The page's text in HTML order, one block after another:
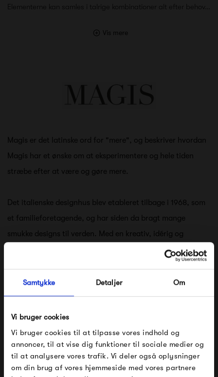
Samtykke Detaljer Om
Vi bruger cookies
Vi bruger cookies til at tilpasse vores indhold og
annoncer, til at vise dig funktioner til sociale medier og
til at analysere vores trafik. Vi deler også oplysninger
om din brug af vores hjemmeside med vores partnere
Elementerne kan samles i talrige kombinationer alt efter behov…
Vis mere
Magis er det latinske ord for "mere", og beskriver hvordan
Magis har et ønske om at eksperimentere og hele tiden
stræbe efter at være og gøre mere.
Det italienske designhus blev etableret tilbage i 1968, som
et familieforetagende, og har siden da bragt mange
smukke designs til verden. Med en kreativ, idérig og
eksperimenterende tilgang til design, er de med tiden
blevet en afgørende del af møbel- og interiørbranchen.
Magis er ikke bange for udfordre og lege, og flere af deres
designs trækker tråde tilbage til gamle designtraditioner.
Magis desinger bæredygtige og tidsløse møbler og
objekter.
FÅ 10% PÅ DIN NÆSTE ORDRE